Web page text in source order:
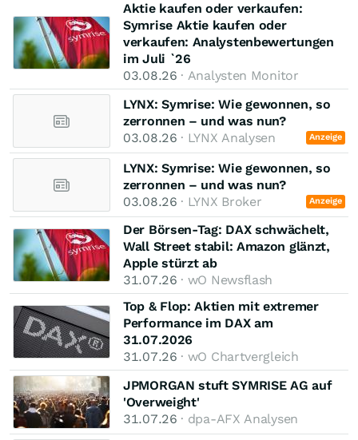
Aktie kaufen oder verkaufen:
Symrise Aktie kaufen oder
verkaufen: Analystenbewertungen
im Juli `26
03.08.26 · Analysten Monitor
LYNX: Symrise: Wie gewonnen, so
zerronnen – und was nun?
03.08.26 · LYNX Analysen Anzeige
LYNX: Symrise: Wie gewonnen, so
zerronnen – und was nun?
03.08.26 · LYNX Broker Anzeige
Der Börsen-Tag: DAX schwächelt,
Wall Street stabil: Amazon glänzt,
Apple stürzt ab
31.07.26 · wO Newsflash
Top & Flop: Aktien mit extremer
Performance im DAX am
31.07.2026
31.07.26 · wO Chartvergleich
JPMORGAN stuft SYMRISE AG auf
'Overweight'
31.07.26 · dpa-AFX Analysen